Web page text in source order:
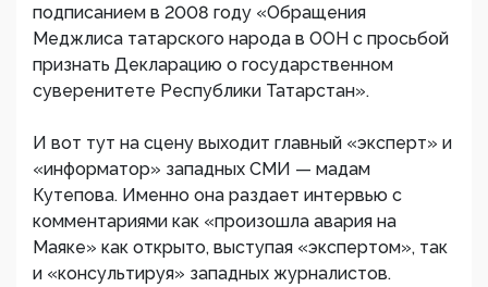
подписанием в 2008 году «Обращения
Меджлиса татарского народа в ООН с просьбой
признать Декларацию о государственном
суверенитете Республики Татарстан».
И вот тут на сцену выходит главный «эксперт» и
«информатор» западных СМИ — мадам
Кутепова. Именно она раздает интервью с
комментариями как «произошла авария на
Маяке» как открыто, выступая «экспертом», так
и «консультируя» западных журналистов.